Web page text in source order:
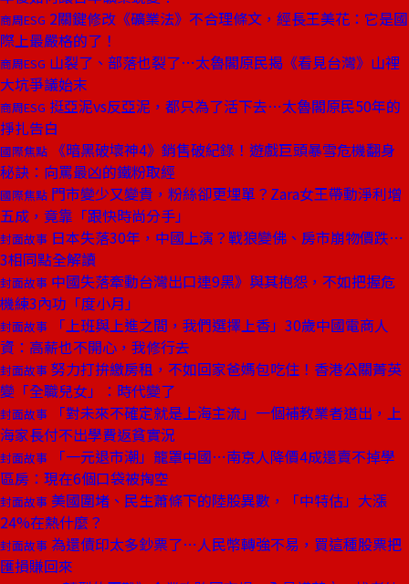
商周ESG 2關鍵修改《礦業法》不合理條文，經長王美花：它是國
際上最嚴格的了！
商周ESG 山裂了、部落也裂了⋯太魯閣原民揭《看見台灣》山裡
大坑爭議始末
商周ESG 挺亞泥vs反亞泥，都只為了活下去⋯太魯閣原民50年的
掙扎告白
國際焦點
《暗黑破壞神4》銷售破紀錄！遊戲巨頭暴雪危機翻身
秘訣：向罵最凶的鐵粉取經
國際焦點 門市變少又變貴，粉絲卻更埋單？Zara女王帶動淨利增
五成，竟靠「跟快時尚分手」
封面故事 日本失落30年，中國上演？戰狼變佛、房市崩物價跌⋯
3相同點全解讀
封面故事 中國失落牽動台灣出口連9黑》與其抱怨，不如把握危
機練3內功「度小月」
封面故事
「上班與上進之間，我們選擇上香」30歲中國電商人
資：高薪也不開心，我修行去
封面故事 努力打拚繳房租，不如回家爸媽包吃住！香港公關菁英
變「全職兒女」：時代變了
封面故事
「對未來不確定就是上海主流」一個補教業者道出，上
海家長付不出學費返貧實況
封面故事
「一元退市潮」籠罩中國⋯南京人降價4成還賣不掉學
區房：現在6個口袋被掏空
封面故事 美國圍堵、民生蕭條下的陸股異數，「中特估」大漲
24%在熱什麼？
封面故事 為還債印太多鈔票了⋯人民幣轉強不易，買這種股票把
匯損賺回來